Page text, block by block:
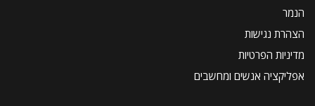
הנמר
הצהרת נגישות
מדיניות הפרטיות
אפליקציה אנשים ומחשבים